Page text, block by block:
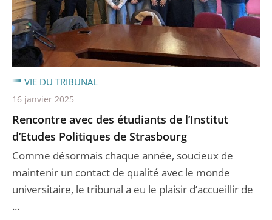
Rencontre avec des étudiants de l’Institut
d’Etudes Politiques de Strasbourg
Comme désormais chaque année, soucieux de
maintenir un contact de qualité avec le monde
universitaire, le tribunal a eu le plaisir d’accueillir de
...
VIE DU TRIBUNAL
16 janvier 2025